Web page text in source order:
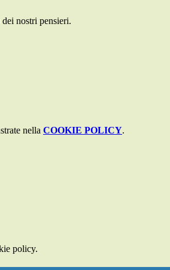
nostri pensieri.
nella COOKIE POLICY.
policy.